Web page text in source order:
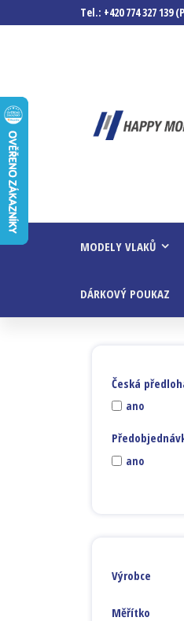
Tel.: +420 774 327 139
MODELY VLAKŮ
DÁRKOVÝ POUKAZ
Česká
ano
ano
Výrobce
Měřítko